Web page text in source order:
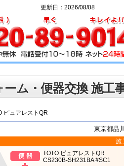
ム・便器交換 施工
ピュアレストQR
東京都品
施
TOTO ピュアレストQR
CS230B-SH231BA #SC1
更新日：2026/08/08